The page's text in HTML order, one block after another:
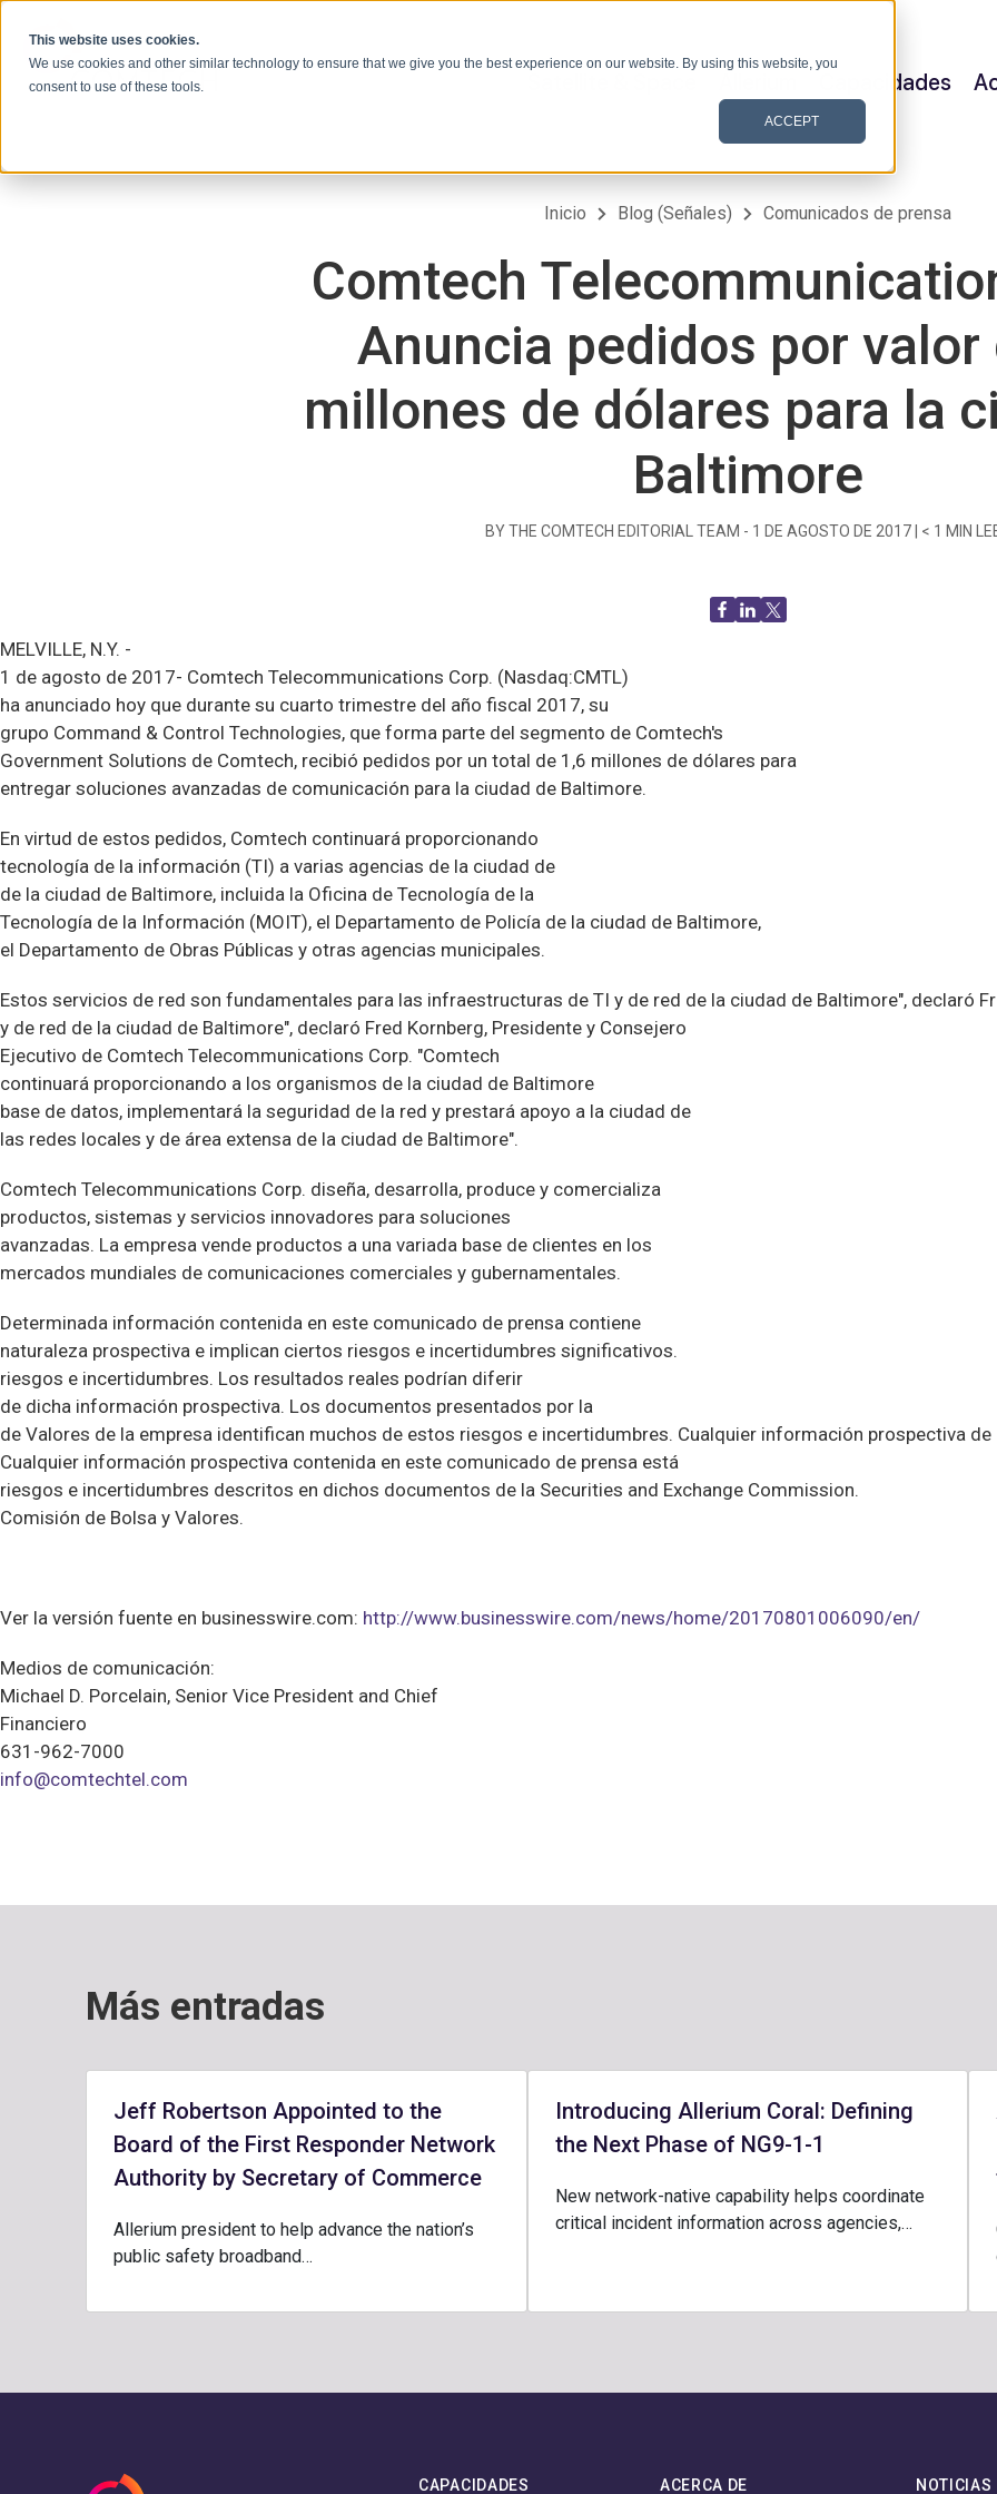
This website uses cookies.
We use cookies and other similar technology to ensure that we give you the best experience on our website. By using this website, you
consent to use of these tools.
ACCEPT
Capacidades
Inicio Blog (Señales) Comunicados de prensa
Comtech
Anuncia pedidos por valor
millones de dólares para la
Baltimore
BY THE COMTECH EDITORIAL TEAM - 1 DE AGOSTO DE 2017| < 1 MIN
MELVILLE, N.Y. -
1 de agosto de 2017- Comtech Telecommunications Corp. (Nasdaq:CMTL)
ha anunciado hoy que durante su cuarto trimestre del año fiscal 2017, su
grupo Command & Control Technologies, que forma parte del segmento de Comtech's
Government Solutions de Comtech, recibió pedidos por un total de 1,6 millones de dólares para
entregar soluciones avanzadas de comunicación para la ciudad de Baltimore.
En virtud de estos pedidos, Comtech continuará proporcionando
tecnología de la información (TI) a varias agencias de la ciudad de
de la ciudad de Baltimore, incluida la Oficina de Tecnología de la
Tecnología de la Información (MOIT), el Departamento de Policía de la ciudad de Baltimore,
el Departamento de Obras Públicas y otras agencias municipales.
Estos servicios de red son fundamentales para las infraestructuras de TI y de red de la ciudad de Baltimore", declaró
y de red de la ciudad de Baltimore", declaró Fred Kornberg, Presidente y Consejero
Ejecutivo de Comtech Telecommunications Corp. "Comtech
continuará proporcionando a los organismos de la ciudad de Baltimore
base de datos, implementará la seguridad de la red y prestará apoyo a la ciudad de
las redes locales y de área extensa de la ciudad de Baltimore".
Comtech Telecommunications Corp. diseña, desarrolla, produce y comercializa
productos, sistemas y servicios innovadores para soluciones
avanzadas. La empresa vende productos a una variada base de clientes en los
mercados mundiales de comunicaciones comerciales y gubernamentales.
Determinada información contenida en este comunicado de prensa contiene
naturaleza prospectiva e implican ciertos riesgos e incertidumbres significativos.
riesgos e incertidumbres. Los resultados reales podrían diferir
de dicha información prospectiva. Los documentos presentados por la
de Valores de la empresa identifican muchos de estos riesgos e incertidumbres. Cualquier información prospectiva de
Cualquier información prospectiva contenida en este comunicado de prensa está
riesgos e incertidumbres descritos en dichos documentos de la Securities and Exchange Commission.
Comisión de Bolsa y Valores.
Ver la versión fuente en businesswire.com: http://www.businesswire.com/news/home/20170801006090/en/
Medios de comunicación:
Michael D. Porcelain, Senior Vice President and Chief
Financiero
631-962-7000
info@comtechtel.com
Más entradas
Jeff Robertson Appointed to the
Board of the First Responder Network
Authority by Secretary of Commerce
Allerium president to help advance the nation’s
public safety broadband…
Introducing Allerium Coral: Defining
the Next Phase of NG9-1-1
New network-native capability helps coordinate
critical incident information across agencies,…
CAPACIDADES ACERCA DE NOTICIAS